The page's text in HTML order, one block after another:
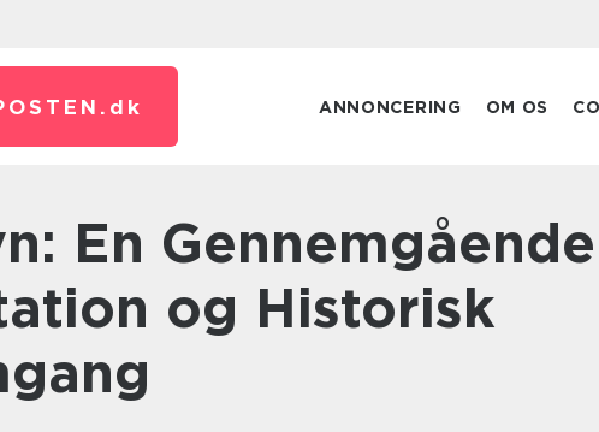
dk ANNONCERING OM OS
og Historisk